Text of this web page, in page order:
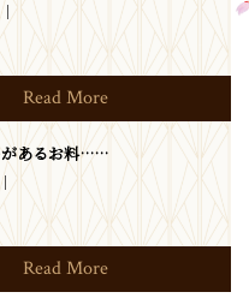
Read More
があるお料……
Read More